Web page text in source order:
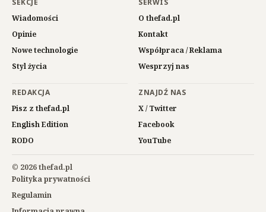
SEKCJE
Wiadomości
Opinie
Nowe technologie
Styl życia
SERWIS
O thefad.pl
Kontakt
Współpraca / Reklama
Wesprzyj nas
REDAKCJA
Pisz z thefad.pl
English Edition
RODO
ZNAJDŹ NAS
X / Twitter
Facebook
YouTube
© 2026 thefad.pl
Polityka prywatności
Regulamin